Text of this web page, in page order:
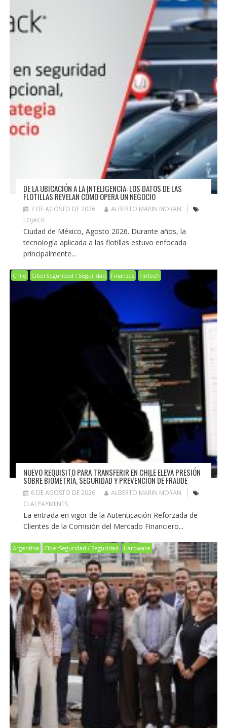
DE LA UBICACIÓN A LA INTELIGENCIA: LOS DATOS DE LAS
FLOTILLAS REVELAN CÓMO OPERA UN NEGOCIO
7 DE AGOSTO DE 2026
ALBERTO MARIN MORAN
LOJACK
Ciudad de México, Agosto 2026. Durante años, la
tecnología aplicada a las flotillas estuvo enfocada
principalmente...
Chile CiberSeguridad / Seguridad Finanzas Fintech
NUEVO REQUISITO PARA TRANSFERIR EN CHILE ELEVA PRESIÓN
SOBRE BIOMETRÍA, SEGURIDAD Y PREVENCIÓN DE FRAUDE
6 DE AGOSTO DE 2026
ALBERTO MARIN MORAN
CLAI PAYMENTS
La entrada en vigor de la Autenticación Reforzada de
Clientes de la Comisión del Mercado Financiero...
Argentina CiberSeguridad / Seguridad Hardware